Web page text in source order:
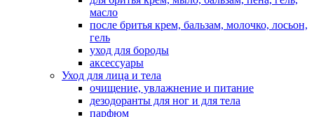
масло
после бритья крем, бальзам, молочко, лосьон,
гель
уход для бороды
аксессуары
Уход для лица и тела
очищение, увлажнение и питание
дезодоранты для ног и для тела
парфюм